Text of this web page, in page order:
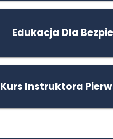
Edukacja Dla
Kurs Instruktora